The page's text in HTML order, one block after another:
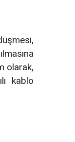
olarak,
kablo